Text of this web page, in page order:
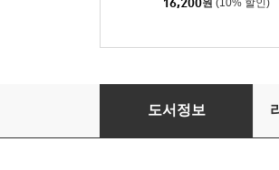
16,200원 (10% 할인)
아주 작은 습관의 힘 (50만
도서정보